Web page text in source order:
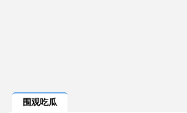
围观吃瓜